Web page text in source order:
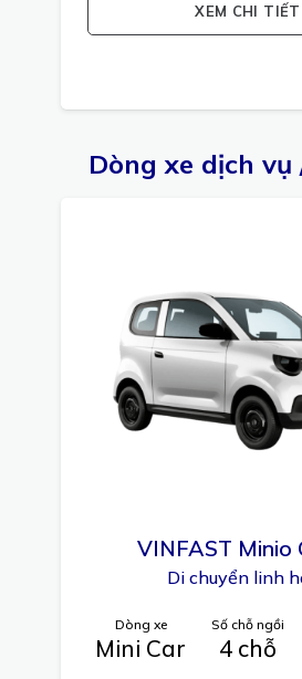
XEM CHI TIẾT
Dòng xe dịch
VINFAST Minio
Di chuyển linh
Dòng xe
Mini Car
Số chỗ ngồi
4 chỗ